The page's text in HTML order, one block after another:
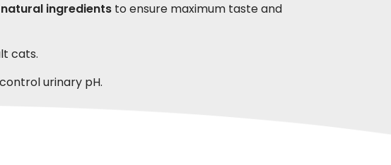
natural ingredients to ensure maximum taste and
cats.
urinary pH.